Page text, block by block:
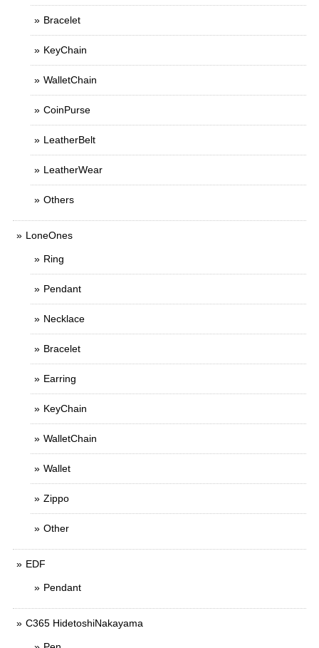
Bracelet
KeyChain
WalletChain
CoinPurse
LeatherBelt
LeatherWear
Others
LoneOnes
Ring
Pendant
Necklace
Bracelet
Earring
KeyChain
WalletChain
Wallet
Zippo
Other
EDF
Pendant
C365 HidetoshiNakayama